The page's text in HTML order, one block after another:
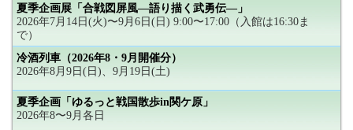
夏季企画展「合戦図屏風―語り描く武勇伝―」
2026年7月14日(火)〜9月6日(日) 9:00〜17:00（入館は16:30ま
で）
冷酒列車（2026年8・9月開催分）
2026年8月9日(日)、9月19日(土)
夏季企画「ゆるっと戦国散歩in関ケ原」
2026年8〜9月各日